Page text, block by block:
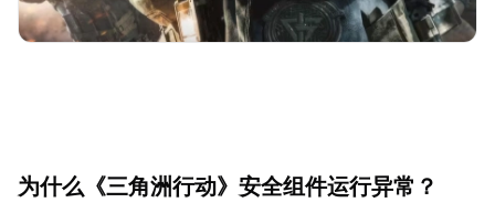
为什么《三角洲行动》安全组件运行异常？